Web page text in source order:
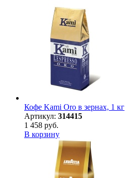
Кофе Kami Oro в зернах, 1 кг
Артикул: 314415
1 458 руб.
В корзину